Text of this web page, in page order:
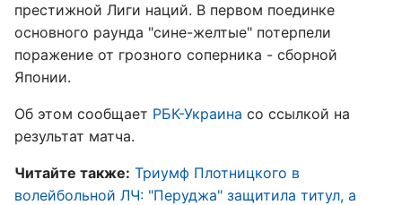
престижной Лиги наций. В первом поединке
основного раунда "сине-желтые" потерпели
поражение от грозного соперника - сборной
Японии.
Об этом сообщает РБК-Украина со ссылкой на
результат матча.
Читайте также: Триумф Плотницкого в
волейбольной ЛЧ: "Перуджа" защитила титул, а